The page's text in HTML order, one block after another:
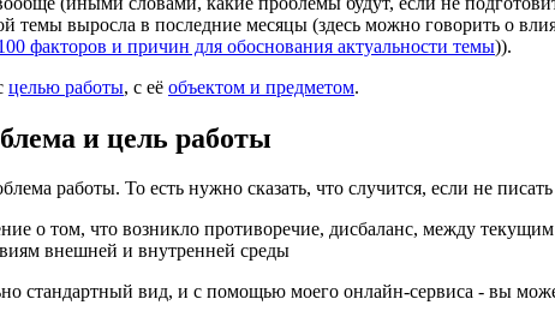
темы выросла в последние месяцы (здесь можно говорить о
факторов и причин для обоснования актуальности темы)).
целью работы, с её объектом и предметом.
и цель работы
работы. То есть нужно сказать, что случится, если не писать
о том, что возникло противоречие, дисбаланс, между
внешней и внутренней среды
стандартный вид, и с помощью моего онлайн-сервиса - вы